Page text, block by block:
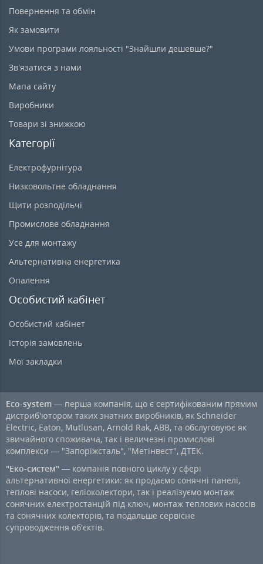
Повернення та обмін
Як замовити
Умови програми лояльності "Знайшли дешевше?"
Зв’язатися з нами
Мапа сайту
Виробники
Товари зі знижкою
Категорії
Електрофурнітура
Низковольтне обладнання
Щити розподільчі
Промислове обладнання
Усе для монтажу
Альтернативна енергетика
Опалення
Особистий кабінет
Особистий кабінет
Історія замовлень
Мої закладки
Eco-system — перша компанія, що є сертифікованим прямим
дистриб'ютором таких знатних виробників, як Schneider
Electric, Eaton, Mutlusan, Arnold Rak, ABB, та обслуговуює як
звичайного споживача, так і величезні промислові
комплекси — "Запоріжсталь", "Метінвест", ДТЕК.
"Еко-систем" — компанія повного циклу у сфері
альтернативної енергетики: як продаємо сонячні панелі,
теплові насоси, геліоколектори, так і реалізуємо монтаж
сонячних електростанцій під ключ, монтаж теплових насосів
та сонячних колекторів, та подальше сервісне
супроводження об'єктів.